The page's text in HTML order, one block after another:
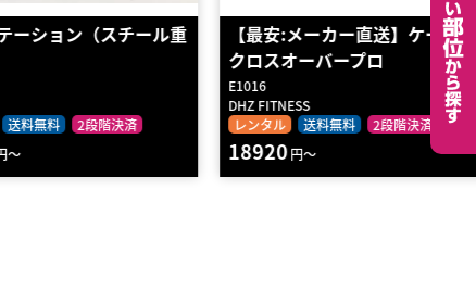
ション（スチール重
料無料 2段階決済
【最安:メーカー直送】ケーブル
クロスオーバープロ
E1016
DHZ FITNESS
レンタル
送料無料 2段階決済
18920円～